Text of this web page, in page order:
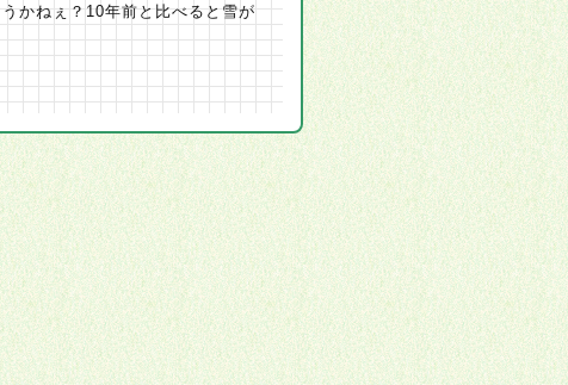
かねぇ？10年前と比べると雪が